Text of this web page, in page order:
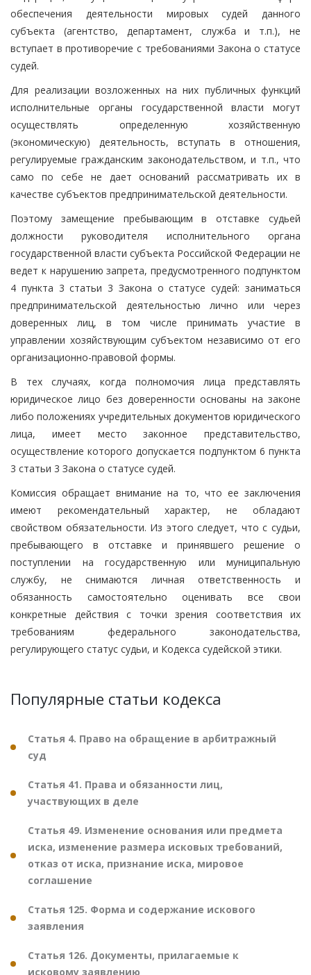
обеспечения деятельности мировых судей данного
субъекта (агентство, департамент, служба и т.п.), не
вступает в противоречие с требованиями Закона о статусе
судей.
Для реализации возложенных на них публичных функций
исполнительные органы государственной власти могут
осуществлять определенную хозяйственную
(экономическую) деятельность, вступать в отношения,
регулируемые гражданским законодательством, и т.п., что
само по себе не дает оснований рассматривать их в
качестве субъектов предпринимательской деятельности.
Поэтому замещение пребывающим в отставке судьей
должности руководителя исполнительного органа
государственной власти субъекта Российской Федерации не
ведет к нарушению запрета, предусмотренного подпунктом
4 пункта 3 статьи 3 Закона о статусе судей: заниматься
предпринимательской деятельностью лично или через
доверенных лиц, в том числе принимать участие в
управлении хозяйствующим субъектом независимо от его
организационно-правовой формы.
В тех случаях, когда полномочия лица представлять
юридическое лицо без доверенности основаны на законе
либо положениях учредительных документов юридического
лица, имеет место законное представительство,
осуществление которого допускается подпунктом 6 пункта
3 статьи 3 Закона о статусе судей.
Комиссия обращает внимание на то, что ее заключения
имеют рекомендательный характер, не обладают
свойством обязательности. Из этого следует, что с судьи,
пребывающего в отставке и принявшего решение о
поступлении на государственную или муниципальную
службу, не снимаются личная ответственность и
обязанность самостоятельно оценивать все свои
конкретные действия с точки зрения соответствия их
требованиям федерального законодательства,
регулирующего статус судьи, и Кодекса судейской этики.
Популярные статьи кодекса
Статья 4. Право на обращение в арбитражный
суд
Статья 41. Права и обязанности лиц,
участвующих в деле
Статья 49. Изменение основания или предмета
иска, изменение размера исковых требований,
отказ от иска, признание иска, мировое
соглашение
Статья 125. Форма и содержание искового
заявления
Статья 126. Документы, прилагаемые к
исковому заявлению